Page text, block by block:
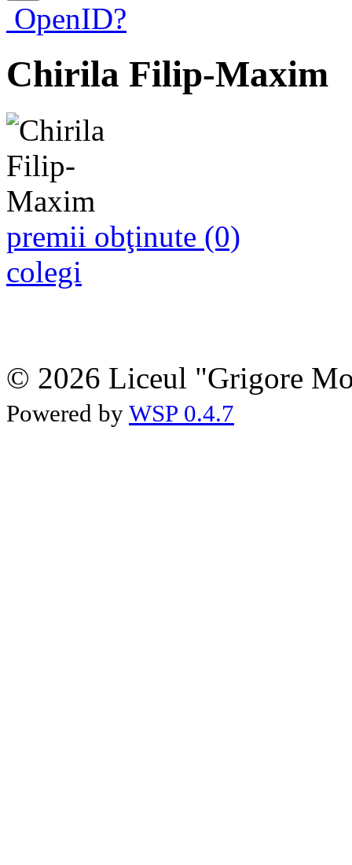
OpenID?
Chirila Filip-Maxim
premii obţinute (0)
colegi
© 2026 Liceul "Grigore
Powered by WSP 0.4.7